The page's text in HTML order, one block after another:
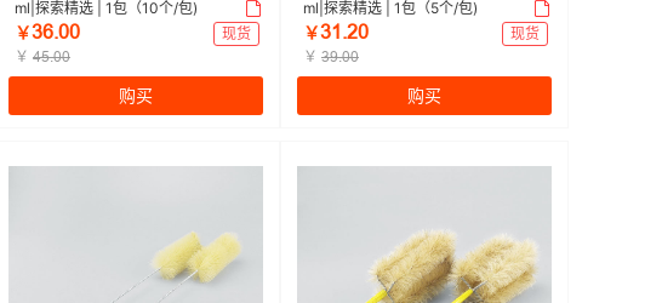
ml|探索精选 | 1包（10个/包)
￥ŁƧŤřř
现货
￥ ȂœŤřř
购买
ml|探索精选 | 1包（5个/包)
￥ŁǝŤſř
现货
￥ ŁůŤřř
购买